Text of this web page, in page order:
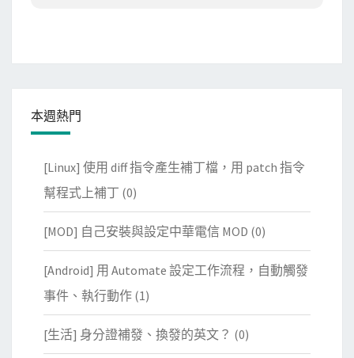
本週熱門
[Linux] 使用 diff 指令產生補丁檔，用 patch 指令
幫程式上補丁 (0)
[MOD] 自己安裝與設定中華電信 MOD (0)
[Android] 用 Automate 設定工作流程，自動觸發
事件、執行動作 (1)
[生活] 身分證補發、換發的英文？ (0)